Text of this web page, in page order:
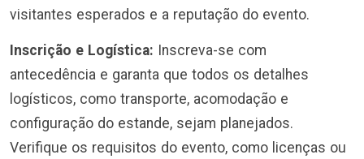
visitantes esperados e a reputação do evento.
Inscrição e Logística: Inscreva-se com
antecedência e garanta que todos os detalhes
logísticos, como transporte, acomodação e
configuração do estande, sejam planejados.
Verifique os requisitos do evento, como licenças ou